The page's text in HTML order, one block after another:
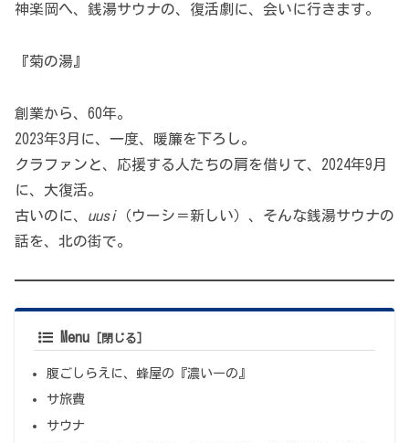
神楽岡へ、銭湯サウナの、復活劇に、会いに行きます。
『菊の湯』
創業から、60年。
2023年3月に、一度、暖簾を下ろし。
クラファンと、応援する人たちの肩を借りて、2024年9月
に、大復活。
古いのに、 uusi （ウーシ＝新しい）、そんな銭湯サウナの
話を、北の街で。
Menu
腹ごしらえに、蜂屋の『濃いーの』
サ旅費
サウナ